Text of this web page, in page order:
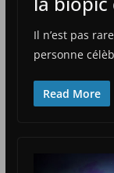
Il n’est pas
personne
Read More